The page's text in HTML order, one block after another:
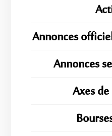
Annonces
Annonces
Axes